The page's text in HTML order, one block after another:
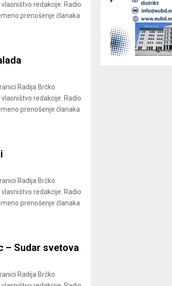
redakcije. Radio
prenošenje članaka
Radija Brčko
redakcije. Radio
prenošenje članaka
Radija Brčko
redakcije. Radio
prenošenje članaka
– Sudar svetova
Radija Brčko